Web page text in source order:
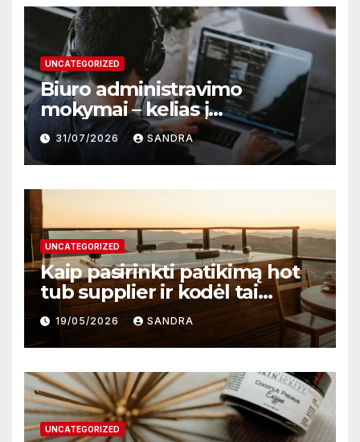
UNCATEGORIZED
Biuro administravimo
mokymai – kelias į
profesionalų ir efektyvų
darbą
31/07/2026 SANDRA
UNCATEGORIZED
Kaip pasirinkti patikimą hot
tub supplier ir kodėl tai
svarbu?
19/05/2026 SANDRA
UNCATEGORIZED